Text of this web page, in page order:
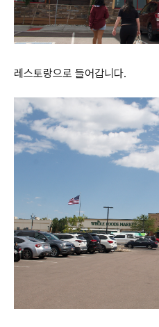
레스토랑으로 들어갑니다.